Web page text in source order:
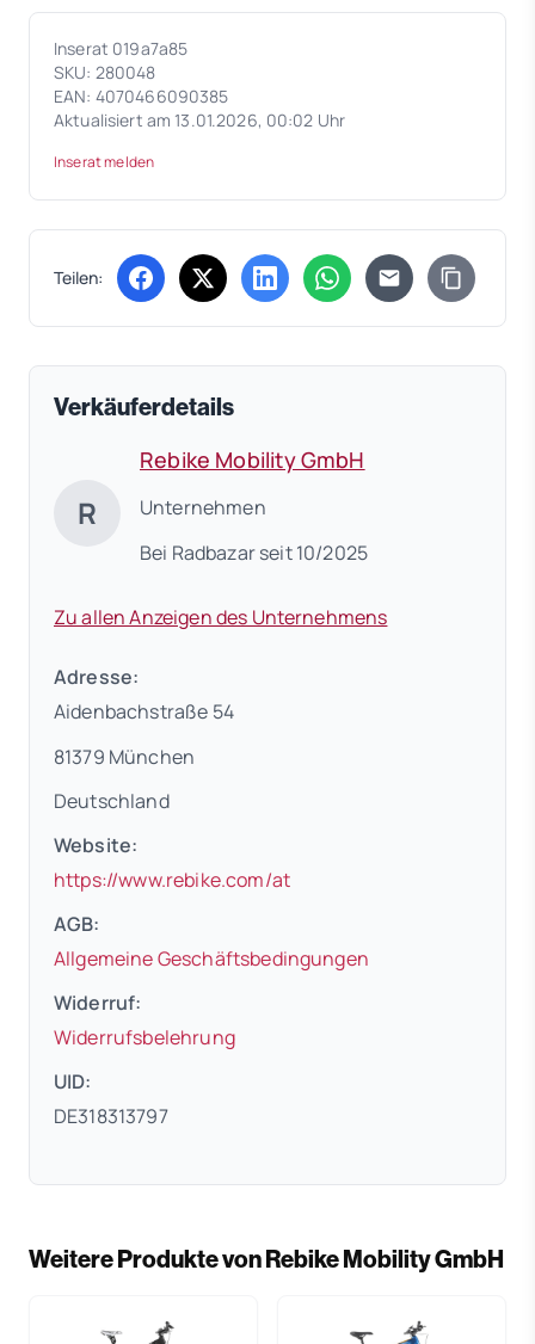
Inserat 019a7a85
SKU: 280048
EAN: 4070466090385
Aktualisiert am 13.01.2026, 00:02 Uhr
Inserat melden
Teilen: (öffnet in neuem Tab)
(öffnet in neuem Tab)
(öffnet in neuem Tab)
(öffnet in neuem Tab)
Verkäuferdetails
R
Rebike Mobility GmbH
Unternehmen
Bei Radbazar seit 10/2025
Zu allen Anzeigen des Unternehmens
Adresse:
Aidenbachstraße 54
81379 München
Deutschland
Website:
https://www.rebike.com/at(öffnet in neuem Tab)
AGB:
Allgemeine Geschäftsbedingungen(öffnet in neuem
Widerruf:
Widerrufsbelehrung(öffnet in neuem Tab)
UID:
DE318313797
Weitere Produkte von Rebike Mobility GmbH